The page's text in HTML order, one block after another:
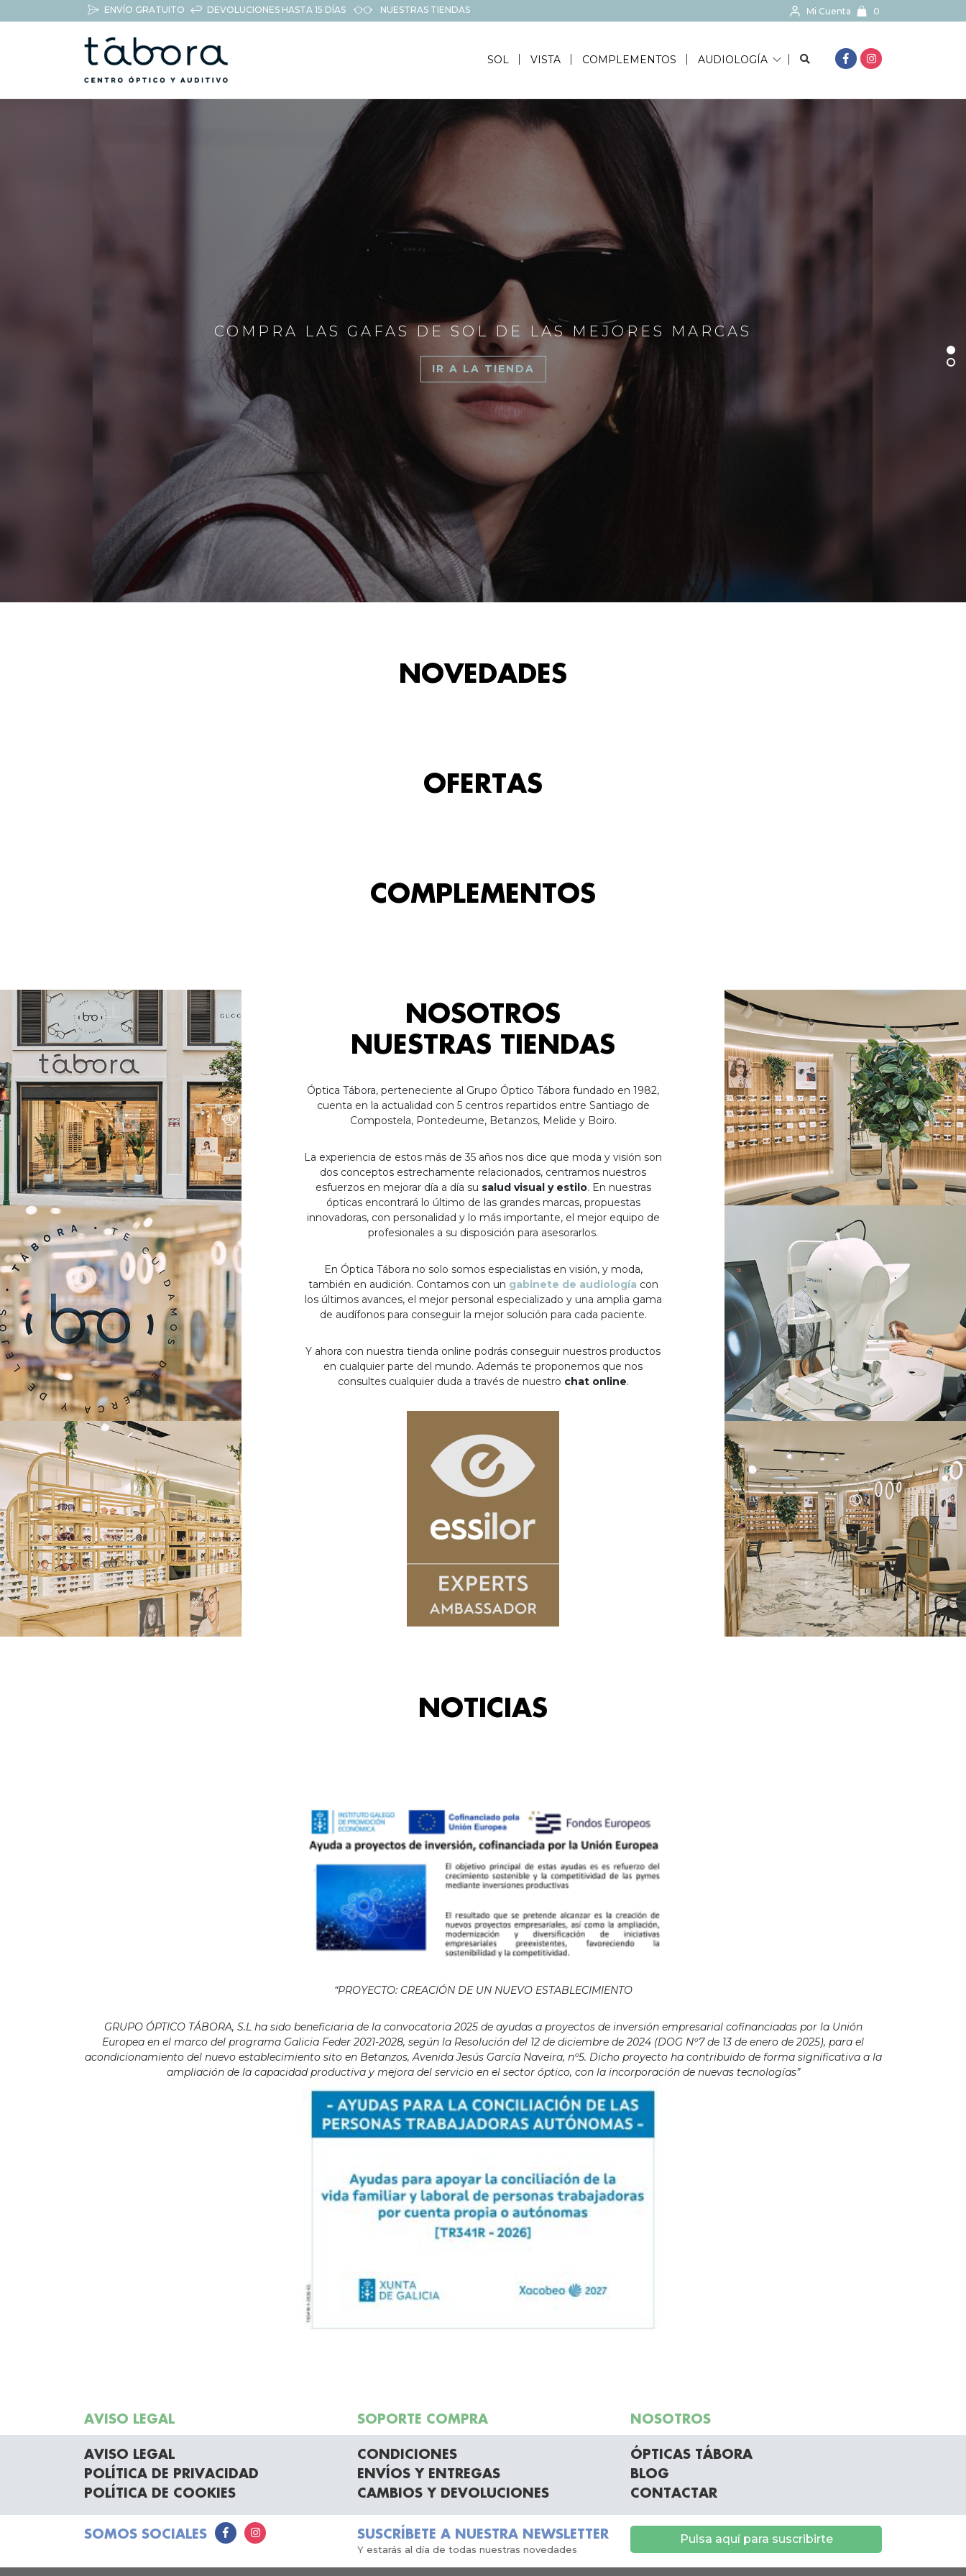
ENVÍO GRATUITO DEVOLUCIONES HASTA 15 DÍAS NUESTRAS TIENDAS Mi Cuenta 0
SOL VISTA COMPLEMENTOS AUDIOLOGÍA BUSCAR...
COMPRA LAS GAFAS DE SOL DE LAS MEJORES MARCAS
IR A LA TIENDA
NOVEDADES
OFERTAS
COMPLEMENTOS
NOSOTROS
NUESTRAS TIENDAS
Óptica Tábora, perteneciente al Grupo Óptico Tábora fundado en 1982,
cuenta en la actualidad con 5 centros repartidos entre Santiago de
Compostela, Pontedeume, Betanzos, Melide y Boiro.
La experiencia de estos más de 35 años nos dice que moda y visión son
dos conceptos estrechamente relacionados, centramos nuestros
esfuerzos en mejorar día a día su salud visual y estilo. En nuestras
ópticas encontrará lo último de las grandes marcas, propuestas
innovadoras, con personalidad y lo más importante, el mejor equipo de
profesionales a su disposición para asesorarlos.
En Óptica Tábora no solo somos especialistas en visión, y moda,
también en audición. Contamos con un gabinete de audiología con
los últimos avances, el mejor personal especializado y una amplia gama
de audífonos para conseguir la mejor solución para cada paciente.
Y ahora con nuestra tienda online podrás conseguir nuestros productos
en cualquier parte del mundo. Además te proponemos que nos
consultes cualquier duda a través de nuestro chat online.
NOTICIAS
“PROYECTO: CREACIÓN DE UN NUEVO ESTABLECIMIENTO
GRUPO ÓPTICO TÁBORA, S.L ha sido beneficiaria de la convocatoria 2025 de ayudas a proyectos de inversión empresarial cofinanciadas por la Unión
Europea en el marco del programa Galicia Feder 2021-2028, según la Resolución del 12 de diciembre de 2024 (DOG Nº7 de 13 de enero de 2025), para el
acondicionamiento del nuevo establecimiento sito en Betanzos, Avenida Jesús García Naveira, nº5. Dicho proyecto ha contribuido de forma significativa a la
ampliación de la capacidad productiva y mejora del servicio en el sector óptico, con la incorporación de nuevas tecnologías”
AVISO LEGAL SOPORTE COMPRA NOSOTROS
AVISO LEGAL
POLÍTICA DE PRIVACIDAD
POLÍTICA DE COOKIES
CONDICIONES
ENVÍOS Y ENTREGAS
CAMBIOS Y DEVOLUCIONES
ÓPTICAS TÁBORA
BLOG
CONTACTAR
SOMOS SOCIALES SUSCRÍBETE A NUESTRA NEWSLETTER
Y estarás al día de todas nuestras novedades
Pulsa aquí para suscribirte